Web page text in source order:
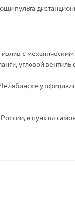
пульта
с
угловой
у
в пункты